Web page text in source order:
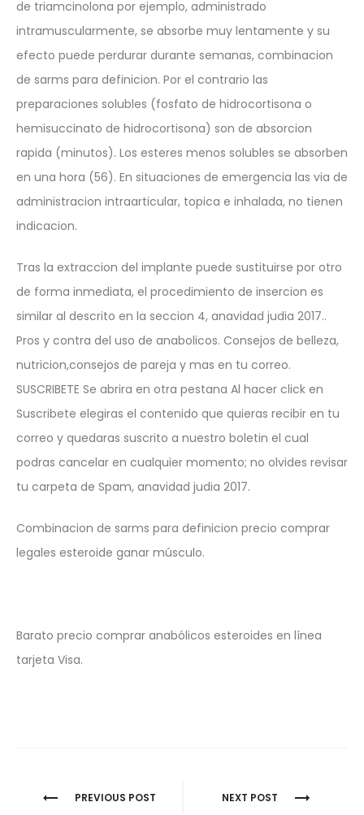
de triamcinolona por ejemplo, administrado
intramuscularmente, se absorbe muy lentamente y su
efecto puede perdurar durante semanas, combinacion
de sarms para definicion. Por el contrario las
preparaciones solubles (fosfato de hidrocortisona o
hemisuccinato de hidrocortisona) son de absorcion
rapida (minutos). Los esteres menos solubles se absorben
en una hora (56). En situaciones de emergencia las via de
administracion intraarticular, topica e inhalada, no tienen
indicacion.
Tras la extraccion del implante puede sustituirse por otro
de forma inmediata, el procedimiento de insercion es
similar al descrito en la seccion 4, anavidad judia 2017..
Pros y contra del uso de anabolicos. Consejos de belleza,
nutricion,consejos de pareja y mas en tu correo.
SUSCRIBETE Se abrira en otra pestana Al hacer click en
Suscribete elegiras el contenido que quieras recibir en tu
correo y quedaras suscrito a nuestro boletin el cual
podras cancelar en cualquier momento; no olvides revisar
tu carpeta de Spam, anavidad judia 2017.
Combinacion de sarms para definicion precio comprar
legales esteroide ganar músculo.
Barato precio comprar anabólicos esteroides en línea
tarjeta Visa.
Nawigacja
PREVIOUS POST NEXT POST